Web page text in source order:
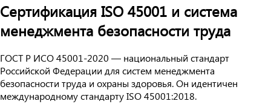
Сертификация ISO 45001 и система
менеджмента безопасности труда
ГОСТ Р ИСО 45001-2020 — национальный стандарт
Российской Федерации для систем менеджмента
безопасности труда и охраны здоровья. Он идентичен
международному стандарту ISO 45001:2018.